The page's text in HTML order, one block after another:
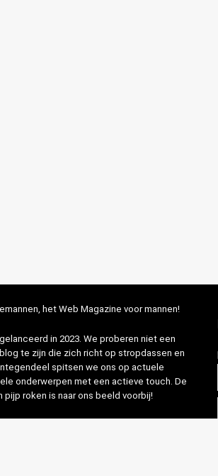
het Web Magazine voor mannen!
in 2023. We proberen niet een
te zijn die zich richt op stropdassen en
spitsen we ons op actuele
onderwerpen met een actieve touch. De
pijp roken is naar ons beeld voorbij!